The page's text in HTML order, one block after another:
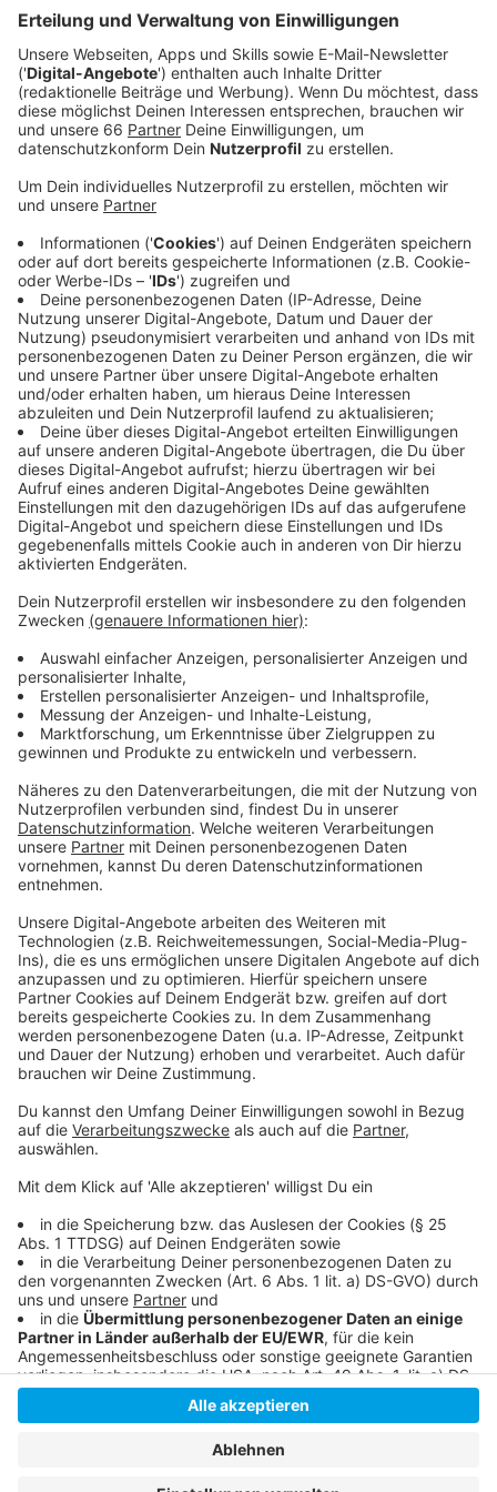
sich nichts.
Veröffentlicht:Mittwoch, 01.03.2023 04:47
Anzeige
Auch auf einige Eltern kommen morgen (2. März 2023)
wieder Herausforderungen zu: Am Donnerstag werden
noch einmal die städtischen Kitas bestreikt. Das gilt
auch für die Stadtverwaltung. Daher müssen wir uns
morgen nochmals auf Einschränkungen bei städtischen
Dienstleistungen einstellen. Die Gewerkschaft ver.di
will vor der nächsten Verhandlungsrunde noch einmal
Druck auf die Arbeitgeber machen. Deren Angebot
liegt weit unter den Forderungen von ver.di. Die
Gewerkschaft fordert für die Mitarbeitenden im
öffentlichen Dienst 10,5 Prozent mehr Geld,
mindestens aber 500 Euro. Ende des Monats wird in
Potsdam weiter verhandelt.
Weitere Infos und Links zum Thema:
Anzeige
den Kitas und der Müllabfuhr
Der Warnstreik bei städtischen Angeboten
Auch der Wildpark bleibt heute geschlossen
Was geht und was geht nicht bei der Rheinbahn?
Die Notfallplanung der Stadt zum angekündigten
Streik
Die Gewerkschaft ver.di zum Warnstreik
Bereits Anfang Februar gab es einen Warnstreik in
Düsseldorf
Anzeige